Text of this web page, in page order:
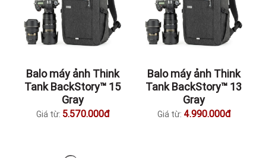
Balo máy ảnh Think
Tank BackStory™ 15
Gray
Giá từ: 5.570.000đ
Balo máy ảnh Think
Tank BackStory™ 13
Gray
Giá từ: 4.990.000đ